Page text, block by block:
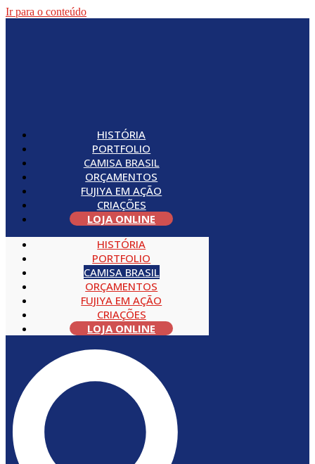
Ir para o conteúdo
HISTÓRIA
PORTFOLIO
CAMISA BRASIL
ORÇAMENTOS
FUJIYA EM AÇÃO
CRIAÇÕES
LOJA ONLINE
HISTÓRIA
PORTFOLIO
CAMISA BRASIL
ORÇAMENTOS
FUJIYA EM AÇÃO
CRIAÇÕES
LOJA ONLINE